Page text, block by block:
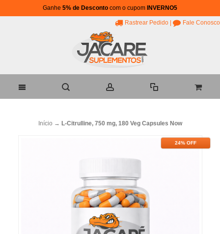
Ganhe 5% de Desconto com o cupom INVERNO5
Rastrear Pedido Fale Conosco
Início → L-Citrulline, 750 mg, 180 Veg Capsules Now
24% OFF